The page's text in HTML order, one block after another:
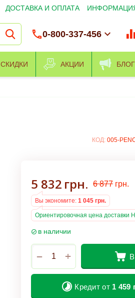
ДОСТАВКА И ОПЛАТА
0-800-337-456
СКИДКИ АКЦИИ БЛОГ
КОД: 005-
5 832 грн. 6 877 грн.
Вы экономите: 1 045 грн.
Ориентировочная цена доставки
в наличии
+
−
Кредит от 1 459